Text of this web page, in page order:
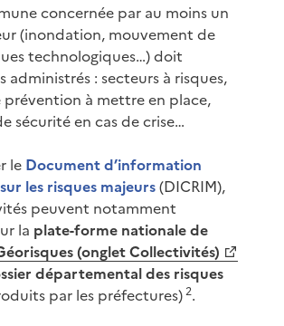
concernée par au moins un
(inondation, mouvement de
technologiques…) doit
administrés : secteurs à risques,
prévention à mettre en place,
sécurité en cas de crise…
le Document d’information
les risques majeurs(DICRIM),
peuvent notamment
la plate-forme nationale de
(onglet Collectivités)
départemental des risques
par les préfectures)2.